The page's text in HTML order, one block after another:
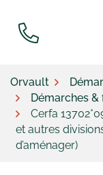
Orvault
Démarches
Cerfa
et autres
d’aménager)